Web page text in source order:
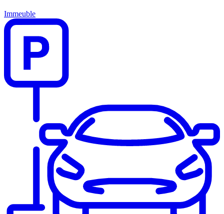
Immeuble